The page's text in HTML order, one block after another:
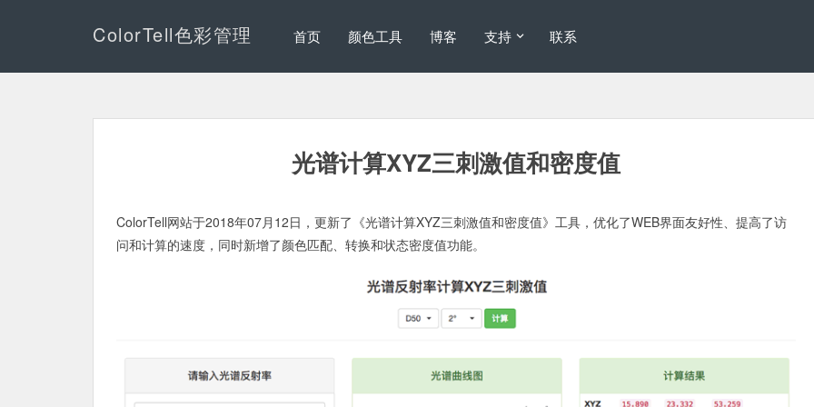
ColorTell色彩管理 首页 颜色工具 博客 支持 联系
光谱计算XYZ三刺激值和密度值
ColorTell网站于2018年07月12日，更新了《光谱计算XYZ三刺激值和密度值》工具，优化了WEB界面友好性、提高了访
问和计算的速度，同时新增了颜色匹配、转换和状态密度值功能。